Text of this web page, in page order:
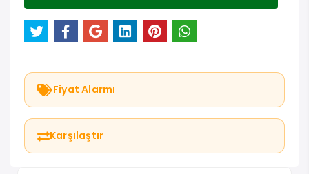
Fiyat Alarmı
Karşılaştır